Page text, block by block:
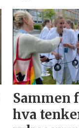
Sammen
hva